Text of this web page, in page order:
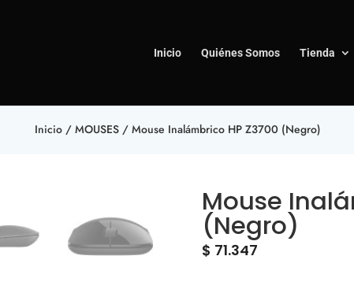
Inicio Quiénes Somos Tienda
Inicio/ MOUSES/ Mouse Inalámbrico HP Z3700 (Negro)
Mouse
(Negro)
$ 71.347